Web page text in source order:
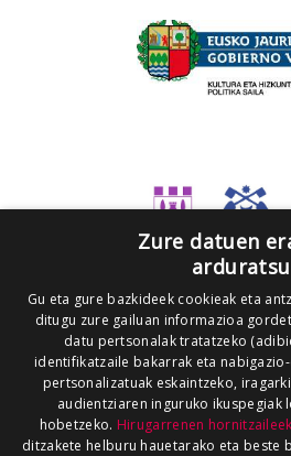
Zure datuen
Gu eta gure bazkideek cookieak eta
ditugu zure gailuan informazioa
datu pertsonalak tratatzeko
identifikatzaile bakarrak eta
pertsonalizatuak eskaintzeko,
audientziaren inguruko ikuspegiak
hobetzeko. Hirugarrenen
ditzakete helburu hauetarako eta beste